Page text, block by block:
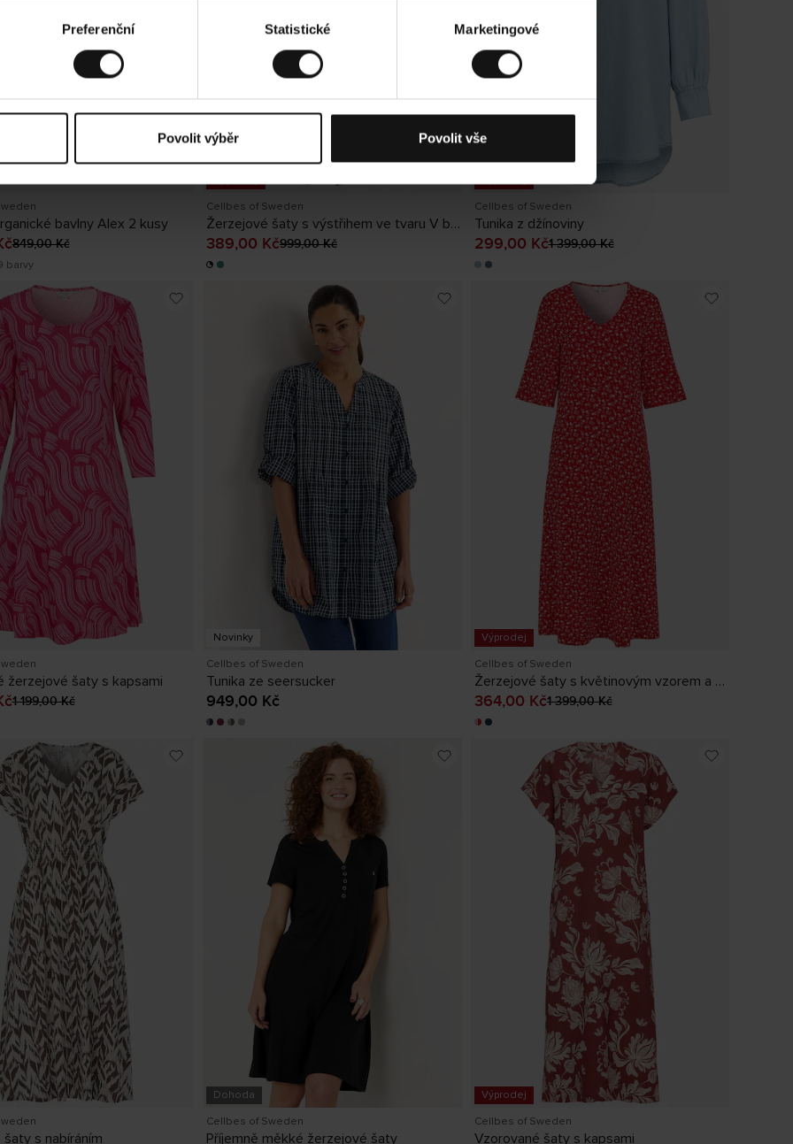
Preferenční Statistické Marketingové
Povolit výběr Povolit vše
bavlny Alex 2 kusy
:679,00 KčPředchozí
cena : 849,00 Kč
849,00 Kč
barvy
Cellbes of Sweden
Žerzejové šaty s výstřihem ve tvaru V bez rukávu
Aktuální cena:389,00 KčPředchozí
cena : 999,00 Kč
389,00 Kč999,00 Kč
Cellbes of Sweden
Tunika z džínoviny
Aktuální cena:299,00 Kč
cena:1 399,00 Kč
299,00 Kč1 399,00 Kč
žerzejové šaty s kapsami
cena:249,00 KčPředchozí
cena :
1 199,00 Kč
Novinky
Cellbes of Sweden
Tunika ze seersucker
Cena:949,00 Kč
949,00 Kč
Výprodej
Cellbes of Sweden
Žerzejové šaty s květinovým vzorem a kapsami
Aktuální cena:364,00 Kč Předchozí
cena
:
364,00 Kč1 399,00 Kč
s nabíráním
Dohoda
Cellbes of Sweden
Příjemně měkké žerzejové šaty
Výprodej
Cellbes of Sweden
Vzorované šaty s kapsami